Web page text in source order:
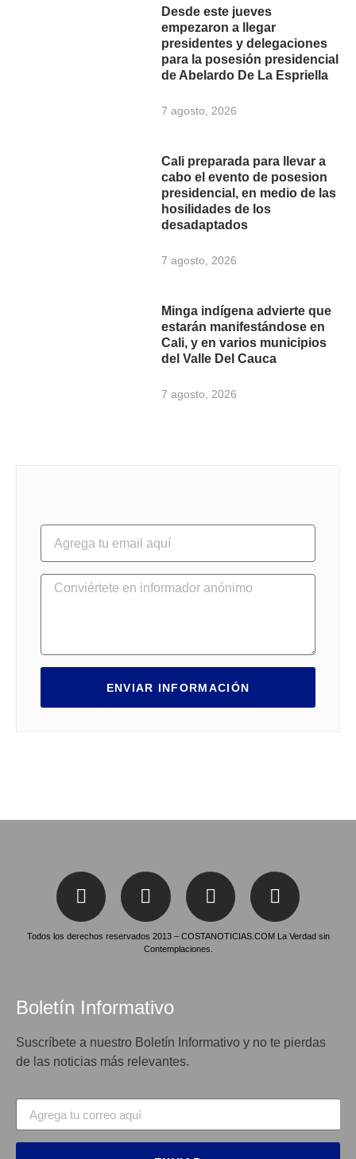
Desde este jueves
empezaron a llegar
presidentes y delegaciones
para la posesión presidencial
de Abelardo De La Espriella
7 agosto, 2026
Cali preparada para llevar a
cabo el evento de posesion
presidencial, en medio de las
hosilidades de los
desadaptados
7 agosto, 2026
Minga indígena advierte que
estarán manifestándose en
Cali, y en varios municipios
del Valle Del Cauca
7 agosto, 2026
ENVIAR INFORMACIÓN
Todos los derechos reservados 2013 – COSTANOTICIAS.COM La Verdad sin
Contemplaciones.
Boletín Informativo
Suscríbete a nuestro Boletín Informativo y no te pierdas
de las noticias más relevantes.